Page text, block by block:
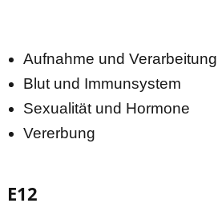
Aufnahme und
Blut und Immunsystem
Sexualität und Hormone
Vererbung
E12